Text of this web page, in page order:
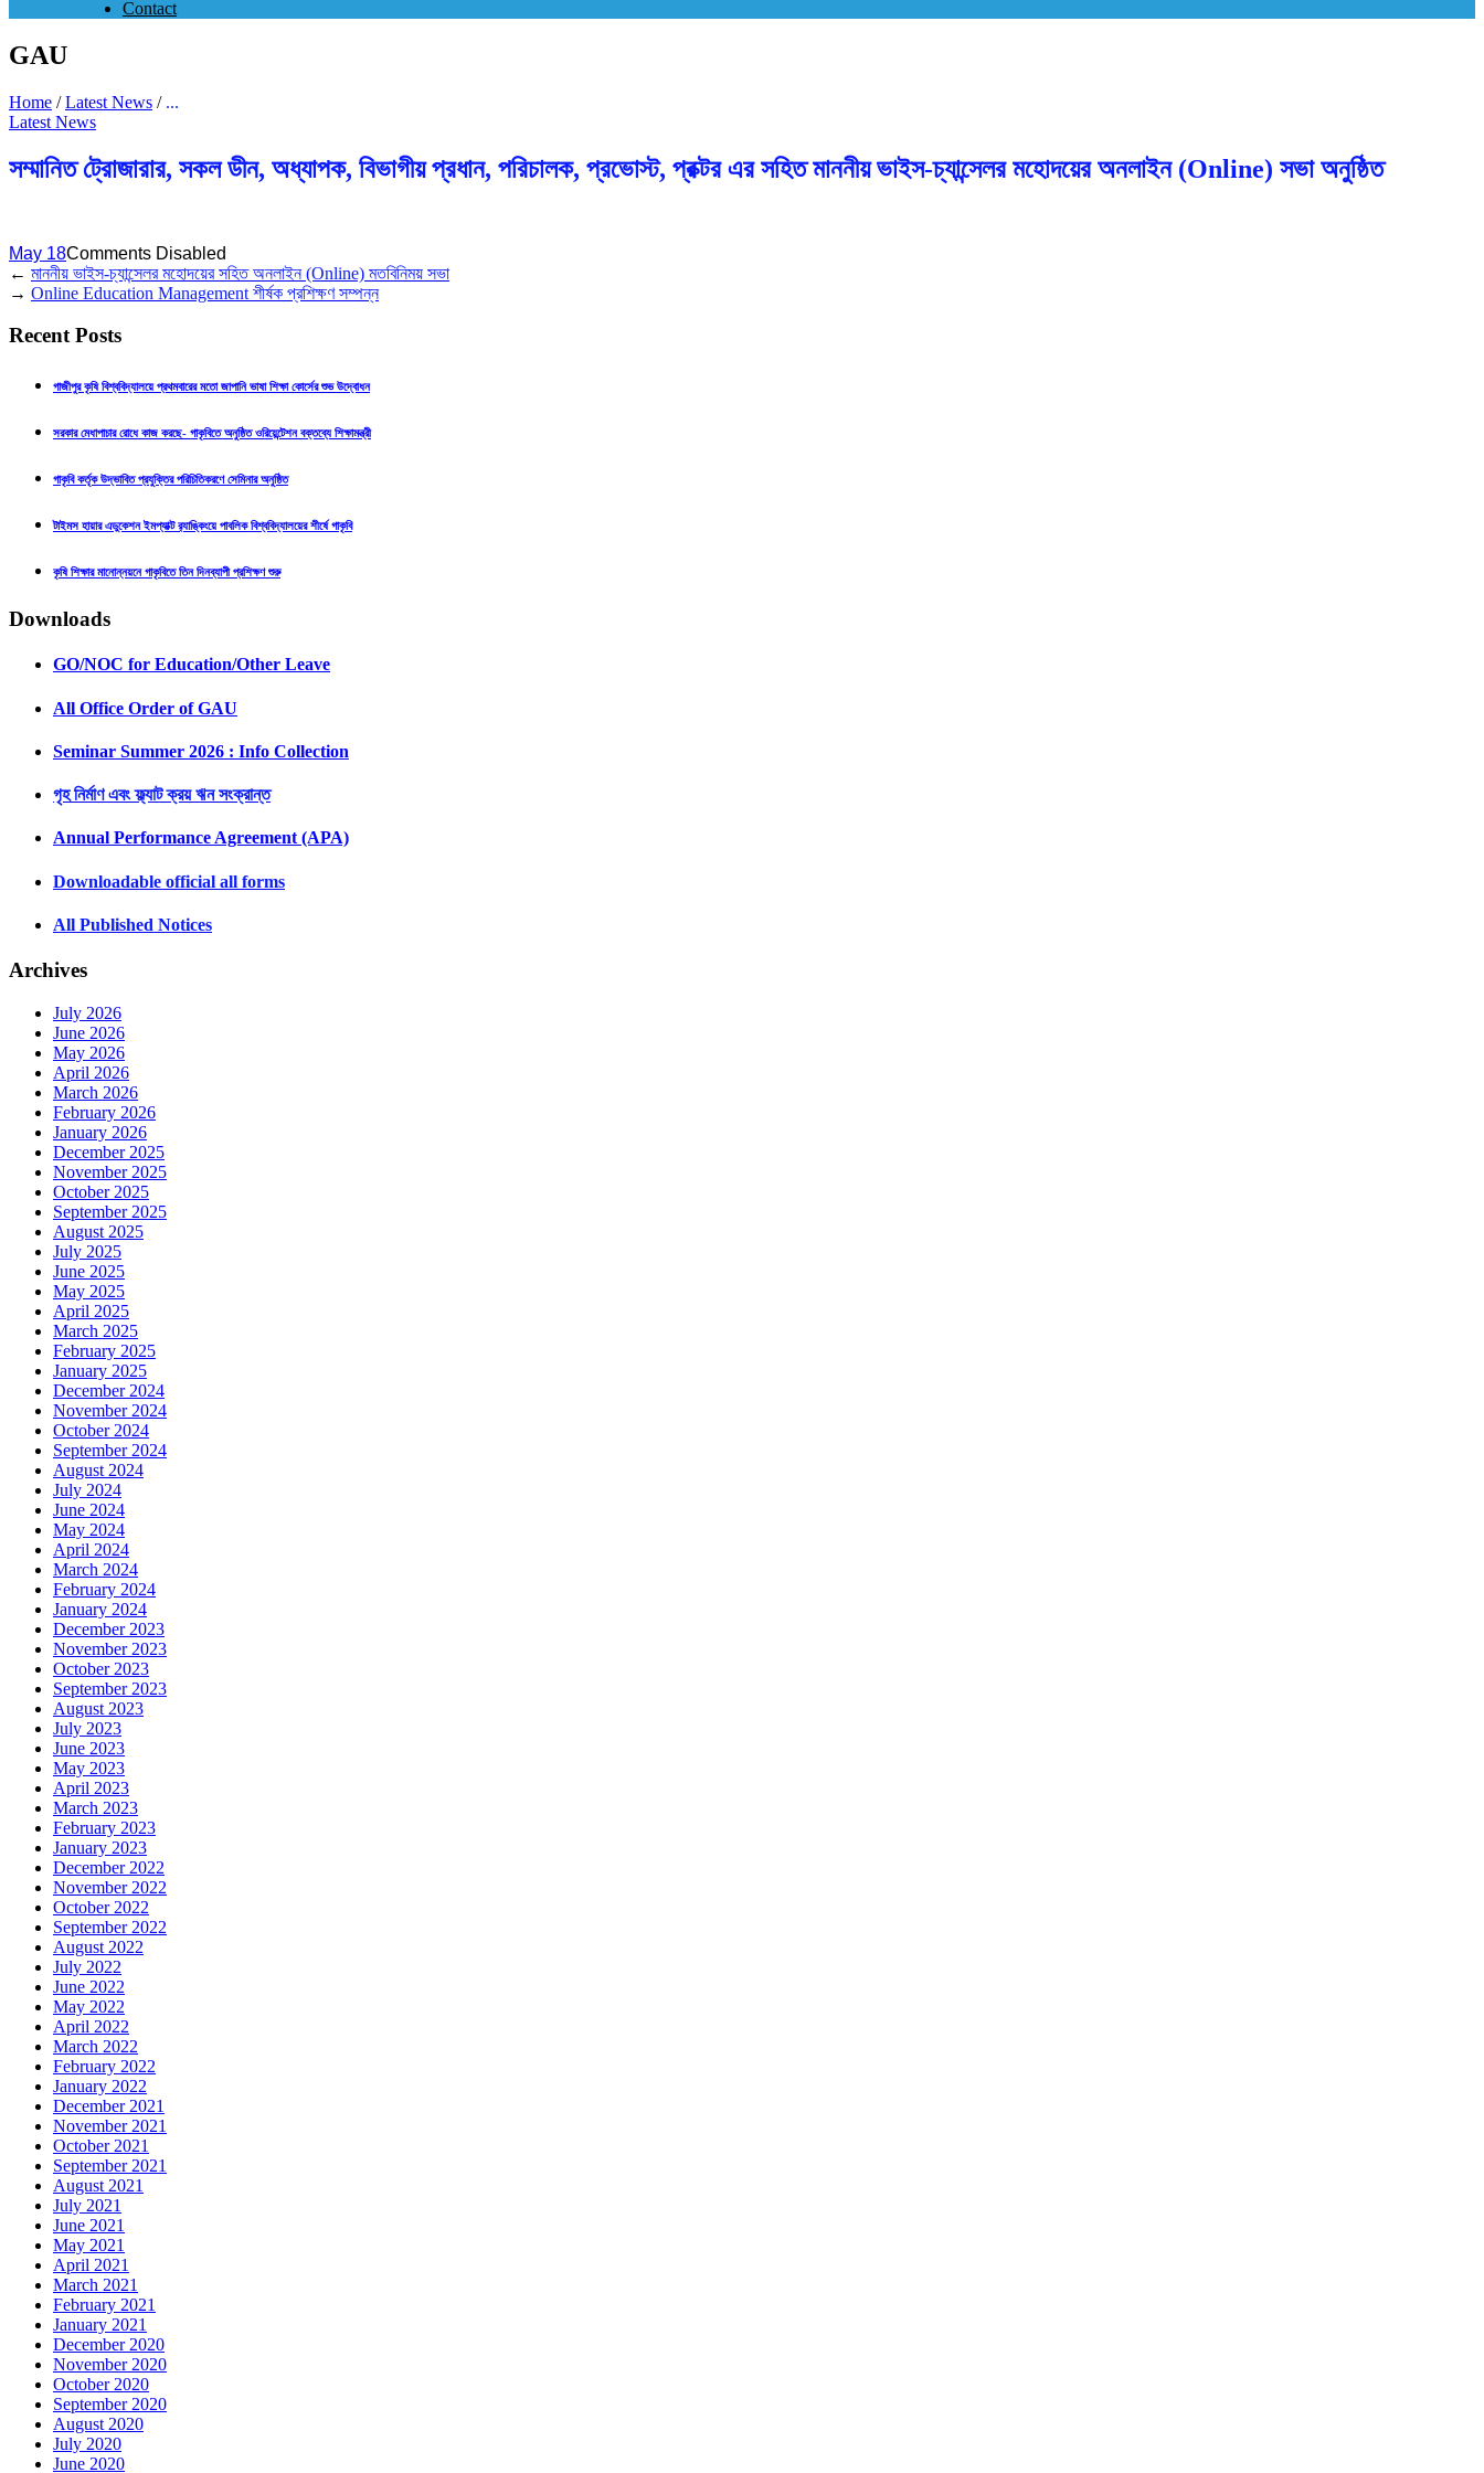
Contact
GAU
Home /Latest News / ...
Latest News
সম্মানিত ট্রোজারার, সকল ডীন, অধ্যাপক, বিভাগীয় প্রধান, পরিচালক, প্রভোস্ট, প্রক্টর এর সহিত মাননীয় ভাইস-চ্যান্সেলর মহোদয়ের অনলাইন (Online) সভা অনুষ্ঠিত
May 18Comments Disabled
← মাননীয় ভাইস-চ্যান্সেলর মহোদয়ের সহিত অনলাইন (Online) মতবিনিময় সভা
→ Online Education Management শীর্ষক প্রশিক্ষণ সম্পন্ন
Recent Posts
গাজীপুর কৃষি বিশ্ববিদ্যালয়ে প্রথমবারের মতো জাপানি ভাষা শিক্ষা কোর্সের শুভ উদ্বোধন
সরকার মেধাপাচার রোধে কাজ করছে- গাকৃবিতে অনুষ্ঠিত ওরিয়েন্টেশন বক্তব্যে শিক্ষামন্ত্রী
গাকৃবি কর্তৃক উদ্ভাবিত প্রযুক্তির পরিচিতিকরণে সেমিনার অনুষ্ঠিত
টাইমস হায়ার এডুকেশন ইমপ্যাক্ট র‍্যাঙ্কিংয়ে পাবলিক বিশ্ববিদ্যালয়ের শীর্ষে গাকৃবি
কৃষি শিক্ষার মানোন্নয়নে গাকৃবিতে তিন দিনব্যাপী প্রশিক্ষণ শুরু
Downloads
GO/NOC for Education/Other Leave
All Office Order of GAU
Seminar Summer 2026 : Info Collection
গৃহ নির্মাণ এবং ফ্ল্যাট ক্রয় ঋন সংক্রান্ত
Annual Performance Agreement (APA)
Downloadable official all forms
All Published Notices
Archives
July 2026
June 2026
May 2026
April 2026
March 2026
February 2026
January 2026
December 2025
November 2025
October 2025
September 2025
August 2025
July 2025
June 2025
May 2025
April 2025
March 2025
February 2025
January 2025
December 2024
November 2024
October 2024
September 2024
August 2024
July 2024
June 2024
May 2024
April 2024
March 2024
February 2024
January 2024
December 2023
November 2023
October 2023
September 2023
August 2023
July 2023
June 2023
May 2023
April 2023
March 2023
February 2023
January 2023
December 2022
November 2022
October 2022
September 2022
August 2022
July 2022
June 2022
May 2022
April 2022
March 2022
February 2022
January 2022
December 2021
November 2021
October 2021
September 2021
August 2021
July 2021
June 2021
May 2021
April 2021
March 2021
February 2021
January 2021
December 2020
November 2020
October 2020
September 2020
August 2020
July 2020
June 2020